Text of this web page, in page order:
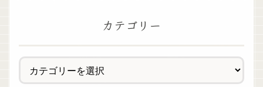
カテゴリー